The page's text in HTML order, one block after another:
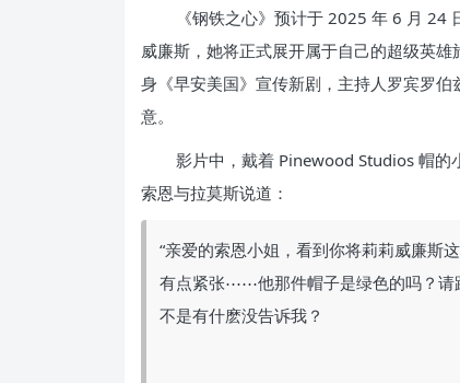
《钢铁之心》预计于 2025 年 6 月 24
威廉斯，她将正式展开属于自己的超级英
身《早安美国》宣传新剧，主持人罗宾罗
意。
影片中，戴着 Pinewood Studios 帽的
索恩与拉莫斯说道：
“亲爱的索恩小姐，看到你将莉莉威廉斯
有点紧张⋯⋯他那件帽子是绿色的吗？请
不是有什麽没告诉我？